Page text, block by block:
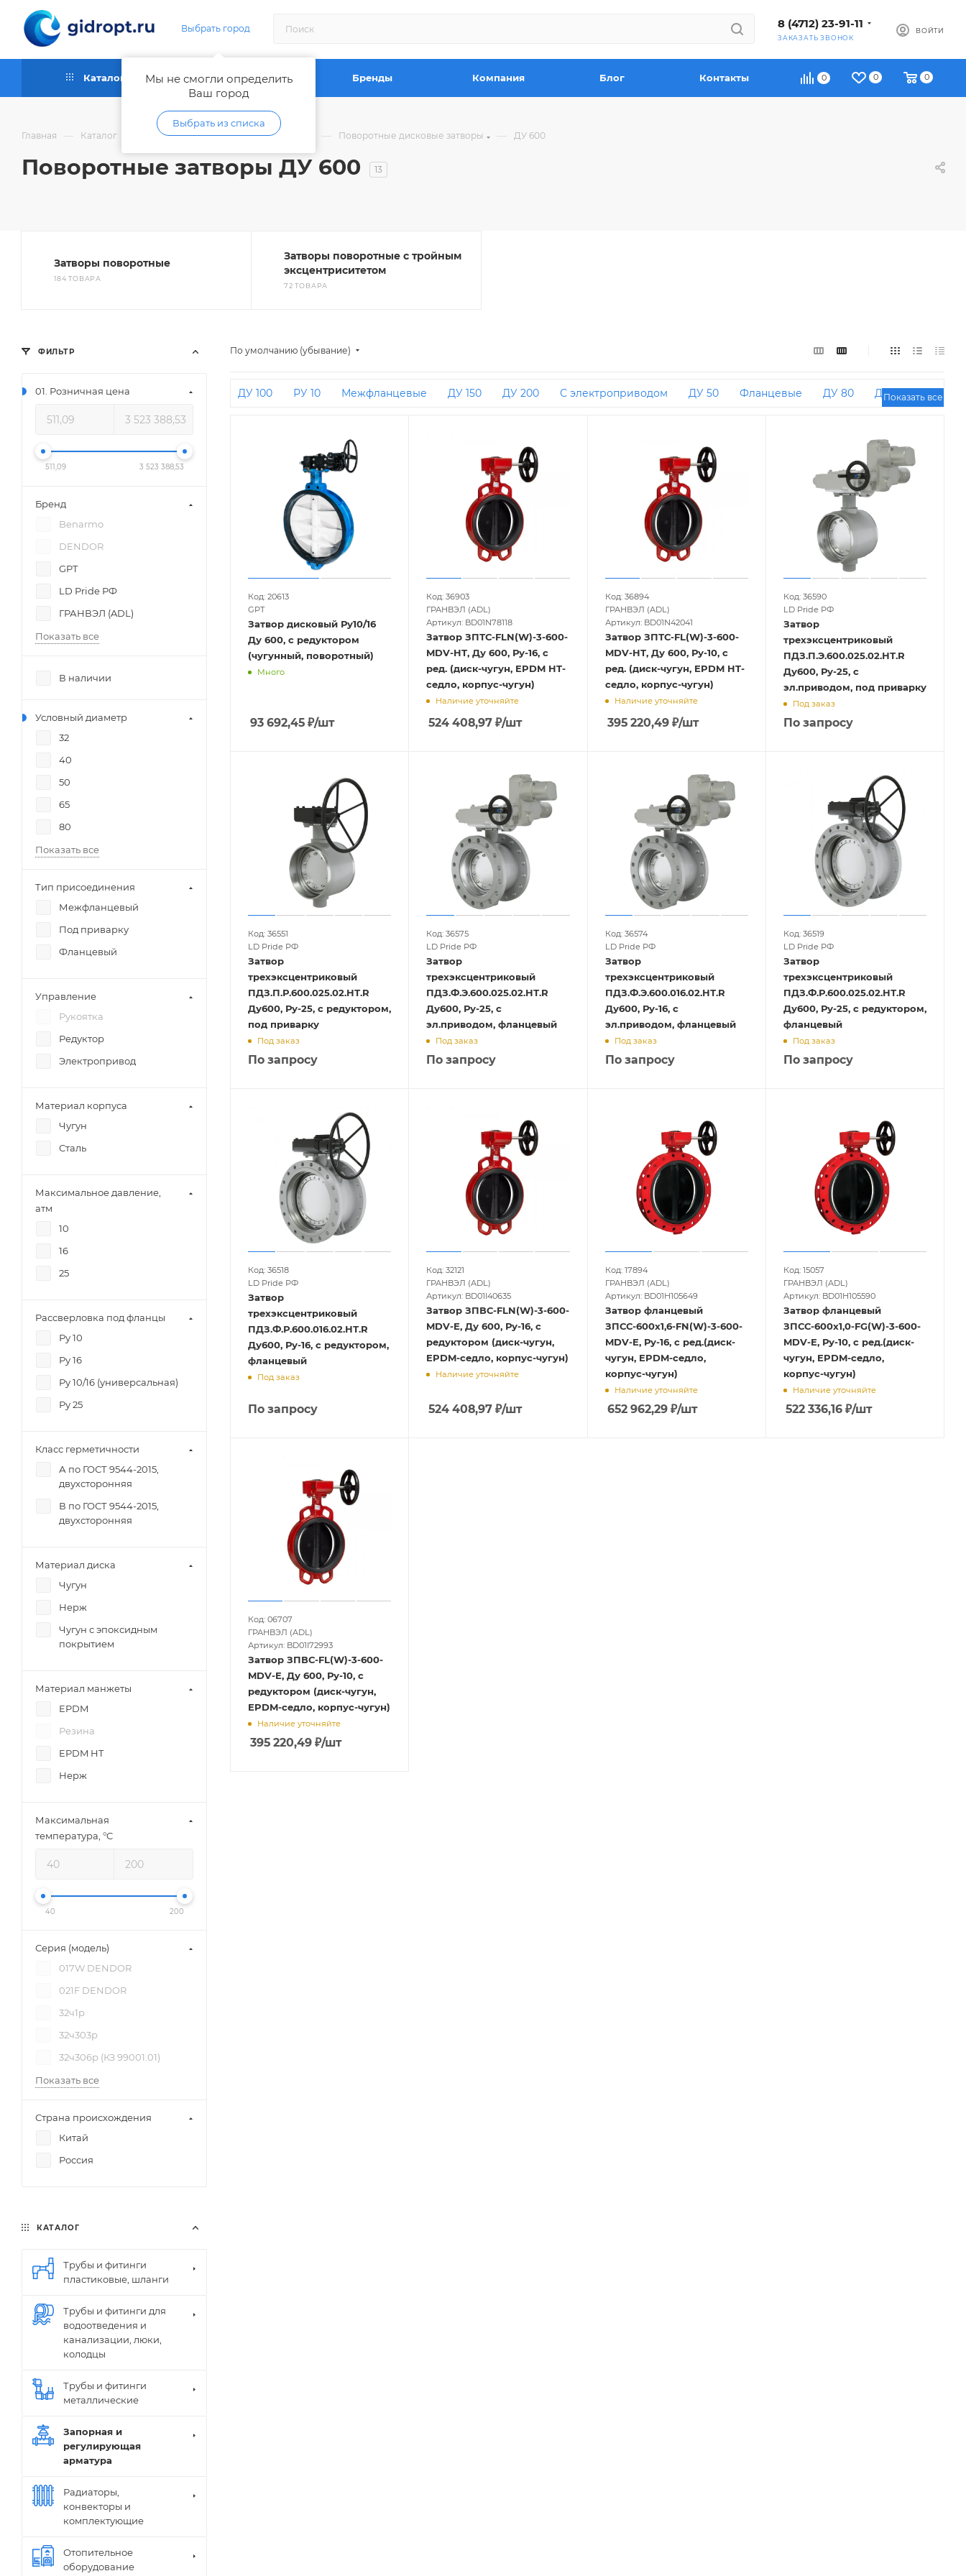
Выбрать город
Мы не смогли определить
Ваш город
Выбрать из списка
8 (4712) 23-91-11
ЗАКАЗАТЬ ЗВОНОК
ВОЙТИ
0 0 0
Каталог Как купить Бренды Компания Блог Контакты
Главная — Каталог Запорная и регулирующая арматура — Поворотные дисковые затворы — ДУ 600
Поворотные затворы ДУ 600 13
Затворы поворотные
184 ТОВАРА
Затворы поворотные с тройным
эксцентриситетом
72 ТОВАРА
По умолчанию (убывание)
ДУ 100 РУ 10 Межфланцевые ДУ 150 ДУ 200 С электроприводом ДУ 50 Фланцевые ДУ 80
ДУ 300
ДУ 40 РУ 16 EPDM LD Pride ДУ 200 РУ 16
Dendor
ДУ 200 РУ 10
ДУ 125 РУ 16
Показать все
Код: 20613
GPT
Затвор дисковый Ру10/16
Ду 600, с редуктором
(чугунный, поворотный)
Много
93 692,45 ₽/шт
Код: 36903
ГРАНВЭЛ (ADL)
Артикул: BD01N78118
Затвор ЗПТС-FLN(W)-3-600-
MDV-HT, Ду 600, Ру-16, с
ред. (диск-чугун, EPDM HT-
седло, корпус-чугун)
Наличие уточняйте
524 408,97 ₽/шт
Код: 36894
ГРАНВЭЛ (ADL)
Артикул: BD01N42041
Затвор ЗПТС-FL(W)-3-600-
MDV-HT, Ду 600, Ру-10, с
ред. (диск-чугун, EPDM HT-
седло, корпус-чугун)
Наличие уточняйте
395 220,49₽/шт
Код: 36590
LD Pride РФ
Затвор
трехэксцентриковый
ПДЗ.П.Э.600.025.02.НТ.R
Ду600, Ру-25, с
эл.приводом, под приварку
Под заказ
По запросу
Код: 36551
LD Pride РФ
Затвор
трехэксцентриковый
ПДЗ.П.Р.600.025.02.НТ.R
Ду600, Ру-25, с редуктором,
под приварку
Под заказ
По запросу
Код: 36575
LD Pride РФ
Затвор
трехэксцентриковый
ПДЗ.Ф.Э.600.025.02.НТ.R
Ду600, Ру-25, с
эл.приводом, фланцевый
Под заказ
По запросу
Код: 36574
LD Pride РФ
Затвор
трехэксцентриковый
ПДЗ.Ф.Э.600.016.02.НТ.R
Ду600, Ру-16, с
эл.приводом, фланцевый
Под заказ
По запросу
Код: 36519
LD Pride РФ
Затвор
трехэксцентриковый
ПДЗ.Ф.Р.600.025.02.НТ.R
Ду600, Ру-25, с редуктором,
фланцевый
Под заказ
По запросу
Код: 36518
LD Pride РФ
Затвор
трехэксцентриковый
ПДЗ.Ф.Р.600.016.02.НТ.R
Ду600, Ру-16, с редуктором,
фланцевый
Под заказ
По запросу
Код: 32121
ГРАНВЭЛ (ADL)
Артикул: BD01I40635
Затвор ЗПВС-FLN(W)-3-600-
MDV-E, Ду 600, Ру-16, с
редуктором (диск-чугун,
EPDM-седло, корпус-чугун)
Наличие уточняйте
524 408,97 ₽/шт
Код: 17894
ГРАНВЭЛ (ADL)
Артикул: BD01H105649
Затвор фланцевый
ЗПСС-600х1,6-FN(W)-3-600-
MDV-E, Ру-16, с ред.(диск-
чугун, EPDM-седло,
корпус-чугун)
Наличие уточняйте
652 962,29₽/шт
Код: 15057
ГРАНВЭЛ (ADL)
Артикул: BD01H105590
Затвор фланцевый
ЗПСС-600х1,0-FG(W)-3-600-
MDV-E, Ру-10, с ред.(диск-
чугун, EPDM-седло,
корпус-чугун)
Наличие уточняйте
522 336,16₽/шт
Код: 06707
ГРАНВЭЛ (ADL)
Артикул: BD01I72993
Затвор ЗПВС-FL(W)-3-600-
MDV-E, Ду 600, Ру-10, с
редуктором (диск-чугун,
EPDM-седло, корпус-чугун)
Наличие уточняйте
395 220,49 ₽/шт
ФИЛЬТР
01. Розничная цена
511,09 3 523 388,53
Бренд
Benarmo
DENDOR
GPT
LD Pride РФ
ГРАНВЭЛ (ADL)
Показать все
В наличии
Условный диаметр
32
40
50
65
80
Показать все
Тип присоединения
Межфланцевый
Под приварку
Фланцевый
Управление
Рукоятка
Редуктор
Электропривод
Материал корпуса
Чугун
Сталь
Максимальное давление,
атм
10
16
25
Рассверловка под фланцы
Ру 10
Ру 16
Ру 10/16 (универсальная)
Ру 25
Класс герметичности
А по ГОСТ 9544-2015,
двухсторонняя
В по ГОСТ 9544-2015,
двухсторонняя
Материал диска
Чугун
Нерж
Чугун с эпоксидным
покрытием
Материал манжеты
EPDM
Резина
EPDM HT
Нерж
Максимальная
температура, °C
40 200
Серия (модель)
017W DENDOR
021F DENDOR
32ч1р
32ч303р
32ч306р (КЗ 99001.01)
Показать все
Страна происхождения
Китай
Россия
КАТАЛОГ
Трубы и фитинги
пластиковые, шланги
Трубы и фитинги для
водоотведения и
канализации, люки,
колодцы
Трубы и фитинги
металлические
Запорная и
регулирующая
арматура
Радиаторы,
конвекторы и
комплектующие
Отопительное
оборудование